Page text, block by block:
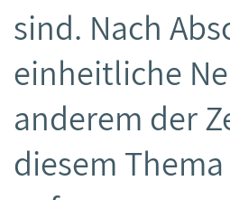
sind. Nach
einheitliche
anderem der
diesem